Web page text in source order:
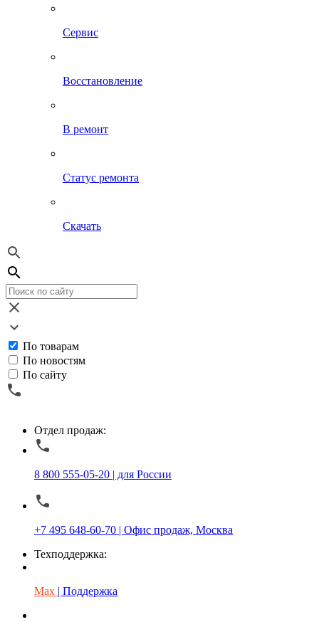
Сервис
Восстановление
В ремонт
Статус ремонта
Скачать
По товарам
По новостям
По сайту
Отдел продаж:
8 800 555-05-20 | для России
+7 495 648-60-70 | Офис продаж, Москва
Техподдержка:
Max | Поддержка